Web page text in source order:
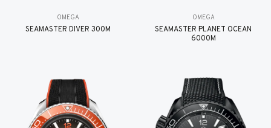
OMEGA
SEAMASTER DIVER 300M
OMEGA
SEAMASTER PLANET OCEAN
6000M